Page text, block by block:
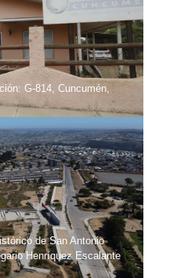
G-814, Cuncumén,
de San Antonio
Henríquez Escalante